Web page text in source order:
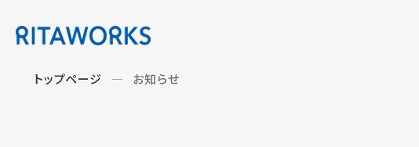
トップページ お知らせ